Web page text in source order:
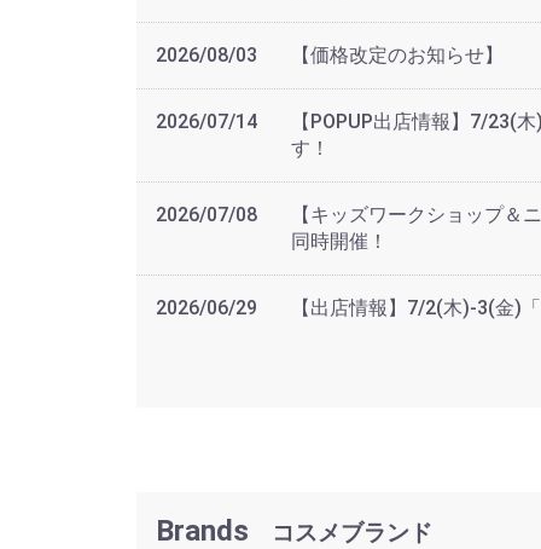
2026/08/03 【価格改定のお知らせ】
2026/07/14
【POPUP出店情報】7/23(
す！
2026/07/08
【キッズワークショップ
同時開催！
2026/06/29 【出店情報】7/2(木)-3(金)
Brands コスメブランド